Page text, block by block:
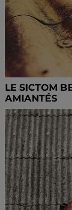
LE SICTOM
AMIANTÉS